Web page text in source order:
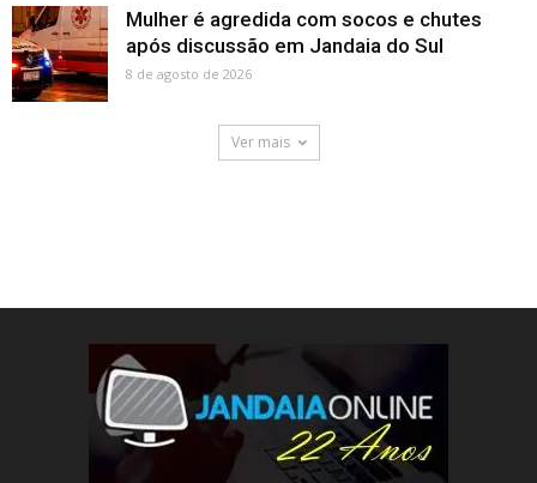
Mulher é agredida com socos e chutes
após discussão em Jandaia do Sul
8 de agosto de 2026
Ver mais